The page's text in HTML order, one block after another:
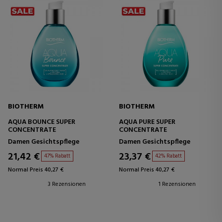
BIOTHERM
AQUA BOUNCE SUPER
CONCENTRATE
Damen Gesichtspflege
21,42 € 47% Rabatt
Normal Preis 40,27 €
3 Rezensionen
BIOTHERM
AQUA PURE SUPER
CONCENTRATE
Damen Gesichtspflege
23,37 € 42% Rabatt
Normal Preis 40,27 €
1 Rezensionen